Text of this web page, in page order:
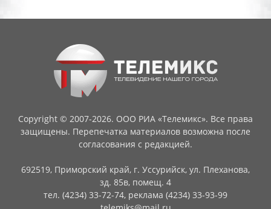
Copyright © 2007-2026. ООО РИА «Телемикс». Все права
защищены. Перепечатка материалов возможна после
согласования с редакцией.
692519, Приморский край, г. Уссурийск, ул. Плеханова,
зд. 85в, помещ. 4
тел. (4234) 33-72-74, реклама (4234) 33-93-99